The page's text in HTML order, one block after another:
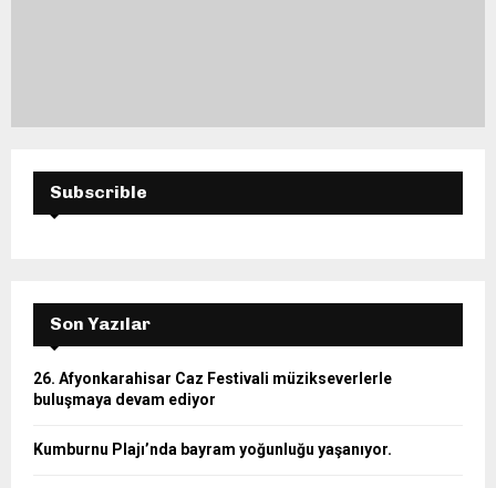
Subscrible
Son Yazılar
26. Afyonkarahisar Caz Festivali müzikseverlerle
buluşmaya devam ediyor
Kumburnu Plajı’nda bayram yoğunluğu yaşanıyor.